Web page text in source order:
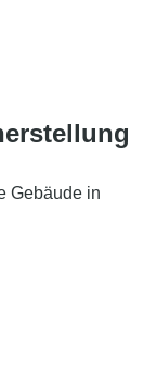
Gebäude in